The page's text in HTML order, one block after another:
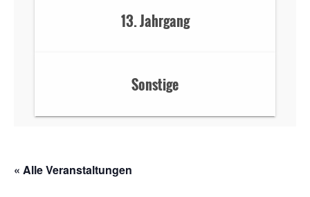
13. Jahrgang
Sonstige
« Alle Veranstaltungen